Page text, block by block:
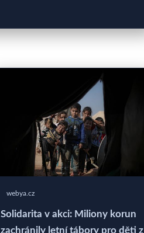
webya.cz
Solidarita v akci: Miliony korun
zachránily letní tábory pro děti z